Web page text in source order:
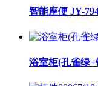
智能座便 JY-
浴室柜(孔雀绿+